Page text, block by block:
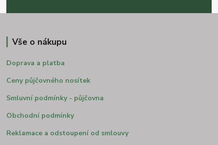
Vše o nákupu
Doprava a platba
Ceny půjčovného nosítek
Smluvní podmínky - půjčovna
Obchodní podmínky
Reklamace a odstoupení od smlouvy